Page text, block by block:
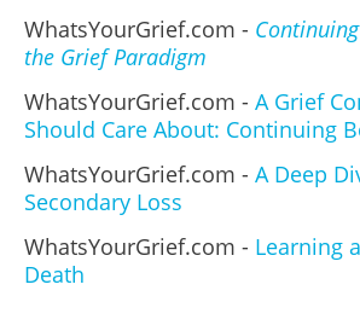
WhatsYourGrief.com -
the Grief Paradigm
WhatsYourGrief.com - A Grief
Should Care About: Continuing
WhatsYourGrief.com - A Deep
Secondary Loss
WhatsYourGrief.com - Learning
Death